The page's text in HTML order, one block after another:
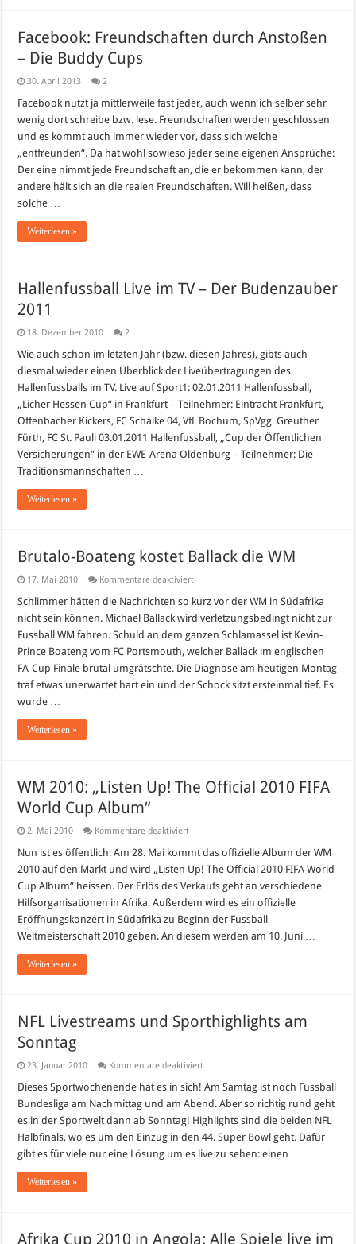
Facebook: Freundschaften durch Anstoßen
– Die Buddy Cups
30. April 2013 2
Facebook nutzt ja mittlerweile fast jeder, auch wenn ich selber sehr
wenig dort schreibe bzw. lese. Freundschaften werden geschlossen
und es kommt auch immer wieder vor, dass sich welche
„entfreunden“. Da hat wohl sowieso jeder seine eigenen Ansprüche:
Der eine nimmt jede Freundschaft an, die er bekommen kann, der
andere hält sich an die realen Freundschaften. Will heißen, dass
solche …
Weiterlesen »
Hallenfussball Live im TV – Der Budenzauber
2011
18. Dezember 2010 2
Wie auch schon im letzten Jahr (bzw. diesen Jahres), gibts auch
diesmal wieder einen Überblick der Liveübertragungen des
Hallenfussballs im TV. Live auf Sport1: 02.01.2011 Hallenfussball,
„Licher Hessen Cup“ in Frankfurt – Teilnehmer: Eintracht Frankfurt,
Offenbacher Kickers, FC Schalke 04, VfL Bochum, SpVgg. Greuther
Fürth, FC St. Pauli 03.01.2011 Hallenfussball, „Cup der Öffentlichen
Versicherungen“ in der EWE-Arena Oldenburg – Teilnehmer: Die
Traditionsmannschaften …
Weiterlesen »
Brutalo-Boateng kostet Ballack die WM
17. Mai 2010 Kommentare deaktiviertfür
Boateng
Ballack
WM
Schlimmer hätten die Nachrichten so kurz vor der WM in Südafrika
nicht sein können. Michael Ballack wird verletzungsbedingt nicht zur
Fussball WM fahren. Schuld an dem ganzen Schlamassel ist Kevin-
Prince Boateng vom FC Portsmouth, welcher Ballack im englischen
FA-Cup Finale brutal umgrätschte. Die Diagnose am heutigen Montag
traf etwas unerwartet hart ein und der Schock sitzt ersteinmal tief. Es
wurde …
Weiterlesen »
WM 2010: „Listen Up! The Official 2010 FIFA
World Cup Album“
2. Mai 2010 Kommentare deaktiviertfür
2010:
Up!
The
Official
2010
World
Cup
Nun ist es öffentlich: Am 28. Mai kommt das offizielle Album der WM
2010 auf den Markt und wird „Listen Up! The Official 2010 FIFA World
Cup Album“ heissen. Der Erlös des Verkaufs geht an verschiedene
Hilfsorganisationen in Afrika. Außerdem wird es ein offizielle
Eröffnungskonzert in Südafrika zu Beginn der Fussball
Weltmeisterschaft 2010 geben. An diesem werden am 10. Juni …
Weiterlesen »
NFL Livestreams und Sporthighlights am
Sonntag
23. Januar 2010 Kommentare deaktiviertfür
Livestreams
Sporthighlights
am
Sonntag
Dieses Sportwochenende hat es in sich! Am Samtag ist noch Fussball
Bundesliga am Nachmittag und am Abend. Aber so richtig rund geht
es in der Sportwelt dann ab Sonntag! Highlights sind die beiden NFL
Halbfinals, wo es um den Einzug in den 44. Super Bowl geht. Dafür
gibt es für viele nur eine Lösung um es live zu sehen: einen …
Weiterlesen »
Afrika Cup 2010 in Angola: Alle Spiele live im